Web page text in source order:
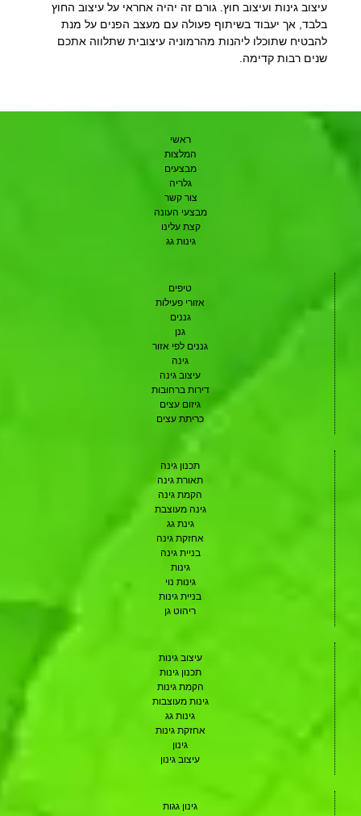
עיצוב גינות ועיצוב חוץ. גורם זה יהיה אחראי על עיצוב החוץ
בלבד, אך יעבוד בשיתוף פעולה עם מעצב הפנים על מנת
להבטיח שתוכלו ליהנות מהרמוניה עיצובית שתלווה אתכם
שנים רבות קדימה.
ראשי
המלצות
מבצעים
גלריה
צור קשר
מבצעי העונה
קצת עלינו
גינות גג
טיפים
אזורי פעילות
גננים
גנן
גננים לפי אזור
גינה
עיצוב גינה
דירות ברחובות
גיזום עצים
כריתת עצים
תכנון גינה
תאורת גינה
הקמת גינה
גינה מעוצבת
גינת גג
אחזקת גינה
בניית גינה
גינות
גינות נוי
בניית גינות
ריהוט גן
עיצוב גינות
תכנון גינות
הקמת גינות
גינות מעוצבות
גינות גג
אחזקת גינות
גינון
עיצוב גינון
גינון גגות